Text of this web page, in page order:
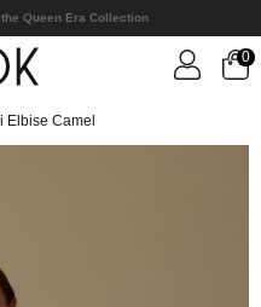
Queen Era Collection
0
Elbise Camel